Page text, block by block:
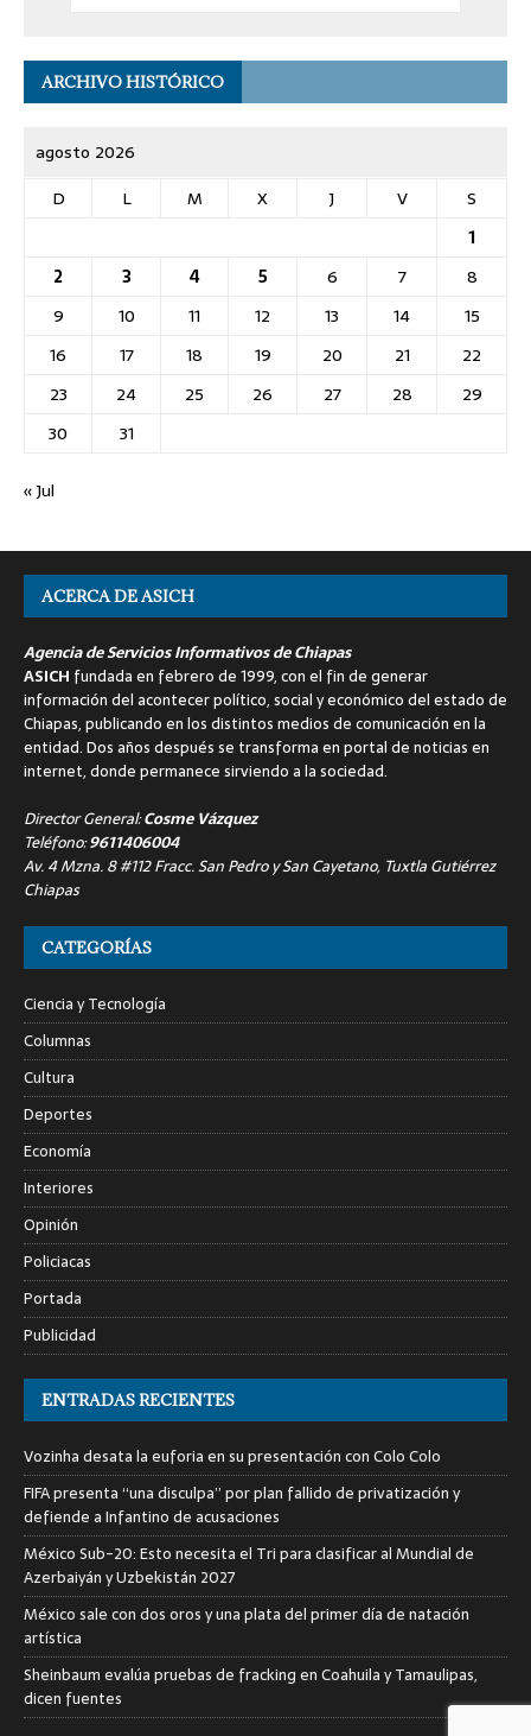
ARCHIVO HISTÓRICO
agosto 2026
D
L M X J V
S
1
2
3 4 5 6 7
8
9
10 11 12 13 14
15
16
17 18 19 20 21
22
23
24 25 26 27 28
29
30
31
« Jul
ACERCA DE ASICH
Agencia de Servicios Informativos de Chiapas
ASICH fundada en febrero de 1999, con el fin de generar
información del acontecer político, social y económico del estado de
Chiapas, publicando en los distintos medios de comunicación en la
entidad. Dos años después se transforma en portal de noticias en
internet, donde permanece sirviendo a la sociedad.
Director General:Cosme Vázquez
Teléfono:9611406004
Av. 4 Mzna. 8 #112 Fracc. San Pedro y San Cayetano, Tuxtla Gutiérrez
Chiapas
CATEGORÍAS
Ciencia y Tecnología
Columnas
Cultura
Deportes
Economía
Interiores
Opinión
Policiacas
Portada
Publicidad
ENTRADAS RECIENTES
Vozinha desata la euforia en su presentación con Colo Colo
FIFA presenta “una disculpa” por plan fallido de privatización y
defiende a Infantino de acusaciones
México Sub-20: Esto necesita el Tri para clasificar al Mundial de
Azerbaiyán y Uzbekistán 2027
México sale con dos oros y una plata del primer día de natación
artística
Sheinbaum evalúa pruebas de fracking en Coahuila y Tamaulipas,
dicen fuentes